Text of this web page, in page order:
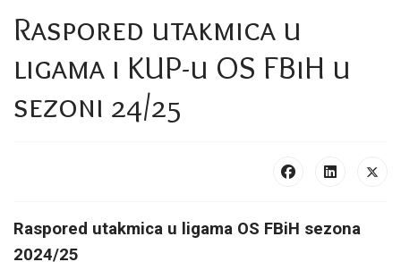
Raspored utakmica u
ligama i KUP-u OS FBiH u
sezoni 24/25
Raspored utakmica u ligama OS FBiH sezona
2024/25